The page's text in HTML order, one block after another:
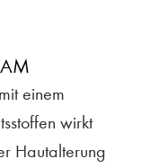
einem
wirkt
Hautalterung